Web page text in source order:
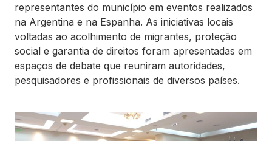
representantes do município em eventos realizados
na Argentina e na Espanha. As iniciativas locais
voltadas ao acolhimento de migrantes, proteção
social e garantia de direitos foram apresentadas em
espaços de debate que reuniram autoridades,
pesquisadores e profissionais de diversos países.